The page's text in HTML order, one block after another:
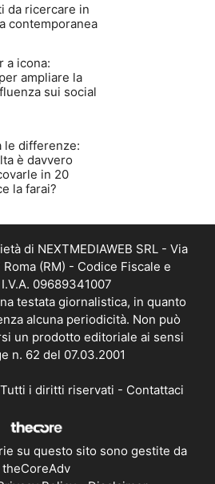
da ricercare in
contemporanea
a icona:
ampliare la
sui social
le differenze:
è davvero
in 20
la farai?
di NEXTMEDIAWEB SRL - Via
Roma (RM) - Codice Fiscale e
09689341007
testata giornalistica, in quanto
alcuna periodicità. Non può
un prodotto editoriale ai sensi
n. 62 del 07.03.2001
i diritti riservati - Contattaci
su questo sito sono gestite da
theCoreAdv